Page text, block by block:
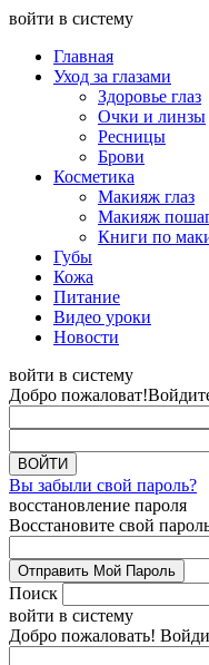
войти в систему
Главная
Уход за глазами
Здоровье глаз
Очки и линзы
Ресницы
Брови
Косметика
Макияж глаз
Макияж
Книги по
Губы
Кожа
Питание
Видео уроки
Новости
войти в систему
Добро пожаловат!
Вы забыли свой пароль?
восстановление пароля
Восстановите свой
Поиск
войти в систему
Добро пожаловать!